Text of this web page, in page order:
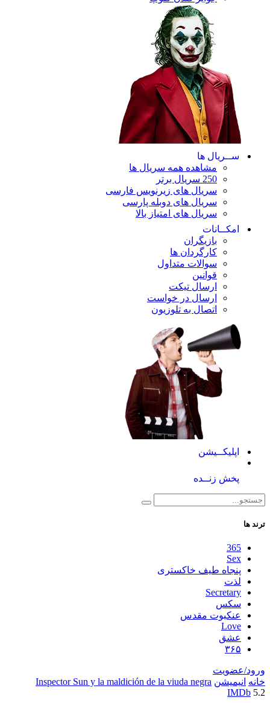
ها
مشاهده همه سریال ها
سریال های زیرنویس فارسی
سریال های دوبله پارسی
سریال های امتیاز بالا
کارگردان ها
سوالات متداول
ارسال تیکت
ارسال در خواست
اتصال به تلوزیون
زنــده
طیف خاکستری
مقدس
Inspector Sun y la maldición de la viuda negra